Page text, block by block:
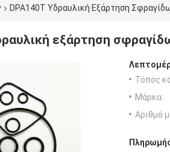
DPA140T Υδραυλική Εξάρτηση
εξάρτηση
Τόπος
Μάρκα:
Αριθμό